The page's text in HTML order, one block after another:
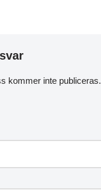
kommer inte publiceras.